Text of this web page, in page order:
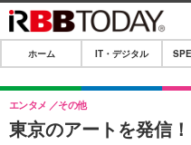
ホーム
IT・デジタル
IT・デジタルTOP
SPEED TEST
ホーム IT・デジタル
東京のアートを発信
エンタメ その他